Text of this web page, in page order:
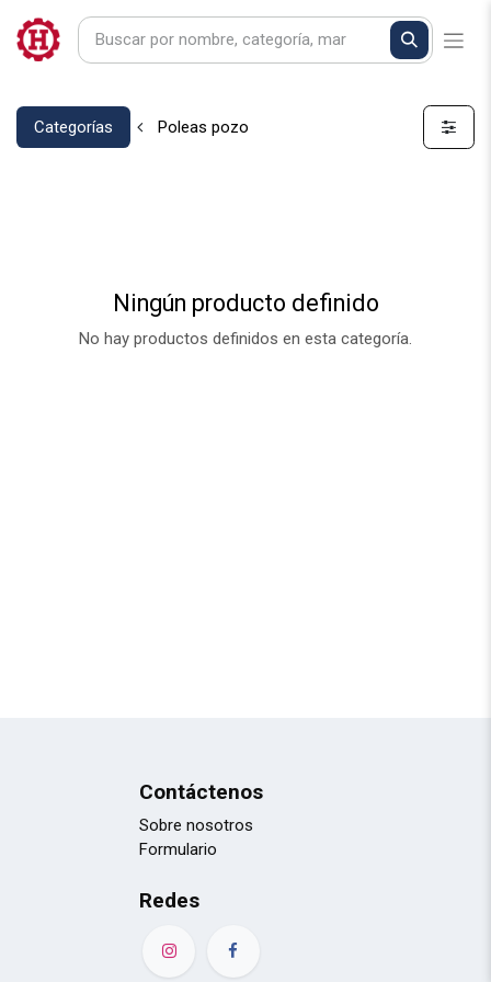
Categorías Poleas pozo
Ningún producto definido
No hay productos definidos en esta categoría.
Contáctenos
Sobre nosotros
Formulario
Redes